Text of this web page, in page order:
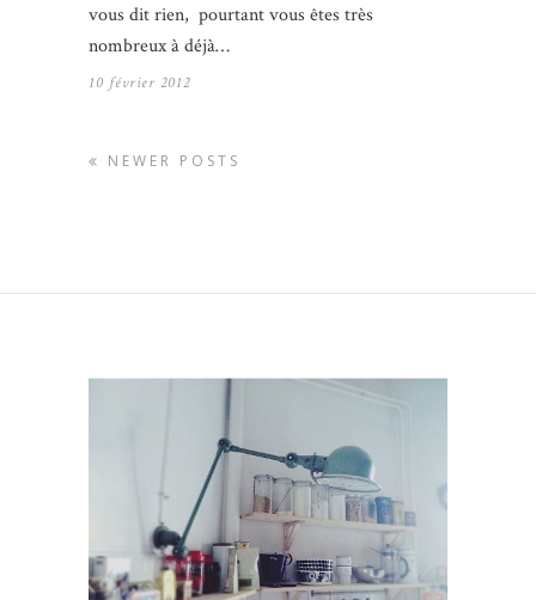
vous dit rien, pourtant vous êtes très
nombreux à déjà…
10 février 2012
NEWER POSTS